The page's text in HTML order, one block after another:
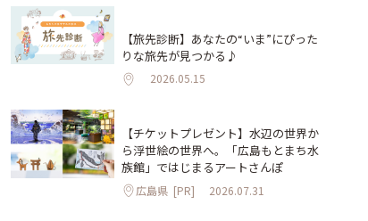
【旅先診断】あなたの“いま”にぴった
りな旅先が見つかる♪
2026.05.15
【チケットプレゼント】水辺の世界か
ら浮世絵の世界へ。「広島もとまち水
族館」ではじまるアートさんぽ
広島県 [PR] 2026.07.31